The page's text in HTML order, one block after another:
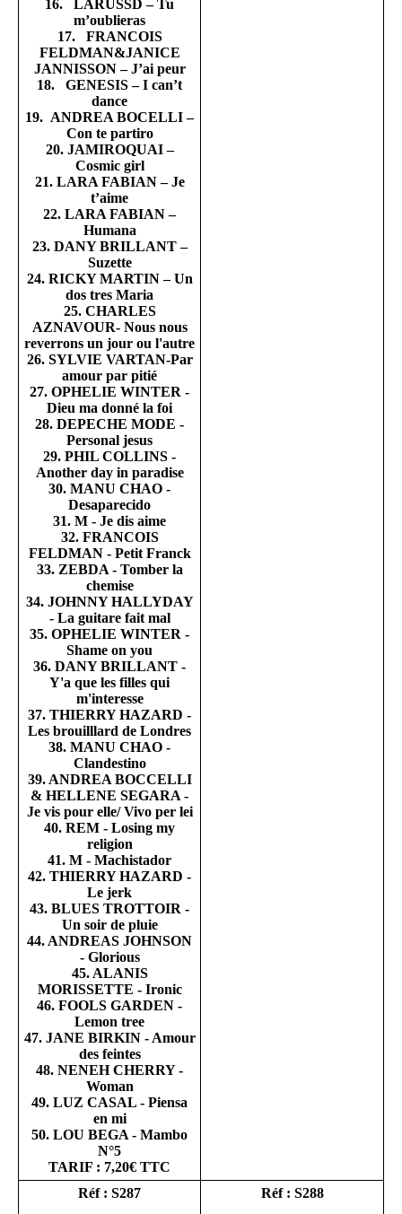
16. LARUSSD – Tu
m’oublieras
17. FRANCOIS
FELDMAN&JANICE
JANNISSON – J’ai peur
18. GENESIS – I can’t
dance
19. ANDREA BOCELLI –
Con te partiro
20. JAMIROQUAI –
Cosmic girl
21. LARA FABIAN – Je
t’aime
22. LARA FABIAN –
Humana
23. DANY BRILLANT –
Suzette
24. RICKY MARTIN – Un
dos tres Maria
25. CHARLES
AZNAVOUR- Nous nous
reverrons un jour ou l'autre
26. SYLVIE VARTAN-Par
amour par pitié
27. OPHELIE WINTER -
Dieu ma donné la foi
28. DEPECHE MODE -
Personal jesus
29. PHIL COLLINS -
Another day in paradise
30. MANU CHAO -
Desaparecido
31. M - Je dis aime
32. FRANCOIS
FELDMAN - Petit Franck
33. ZEBDA - Tomber la
chemise
34. JOHNNY HALLYDAY
- La guitare fait mal
35. OPHELIE WINTER -
Shame on you
36. DANY BRILLANT -
Y'a que les filles qui
m'interesse
37. THIERRY HAZARD -
Les brouilllard de Londres
38. MANU CHAO -
Clandestino
39. ANDREA BOCCELLI
& HELLENE SEGARA -
Je vis pour elle/ Vivo per lei
40. REM - Losing my
religion
41. M - Machistador
42. THIERRY HAZARD -
Le jerk
43. BLUES TROTTOIR -
Un soir de pluie
44. ANDREAS JOHNSON
- Glorious
45. ALANIS
MORISSETTE - Ironic
46. FOOLS GARDEN -
Lemon tree
47. JANE BIRKIN - Amour
des feintes
48. NENEH CHERRY -
Woman
49. LUZ CASAL - Piensa
en mi
50. LOU BEGA - Mambo
N°5
TARIF : 7,20€ TTC
Réf : S287
Réf : S288